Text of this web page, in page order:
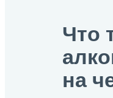
Что
на